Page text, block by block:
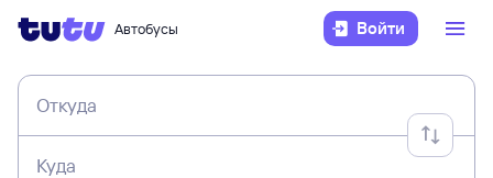
Автобусы Войти
Откуда
Куда